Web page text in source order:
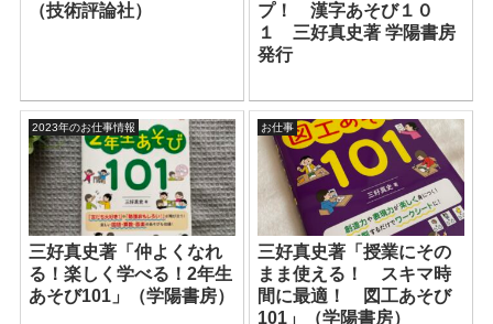
（技術評論社）
プ！ 漢字あそび１０
１ 三好真史著 学陽書房
発行
2023年のお仕事情報
三好真史著「仲よくなれ
る！楽しく学べる！2年生
あそび101」（学陽書房）
お仕事
三好真史著「授業にその
まま使える！ スキマ時
間に最適！ 図工あそび
101」（学陽書房）